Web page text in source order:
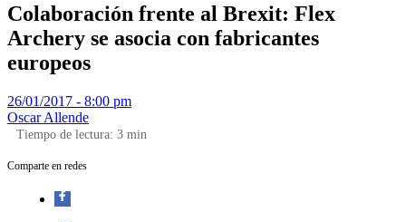
Colaboración frente al Brexit: Flex
Archery se asocia con fabricantes
europeos
26/01/2017 - 8:00 pm
Oscar Allende
Tiempo de lectura: 3 min
Comparte en redes